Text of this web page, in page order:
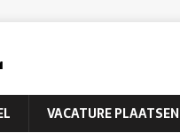
VACATURE PLAATSEN